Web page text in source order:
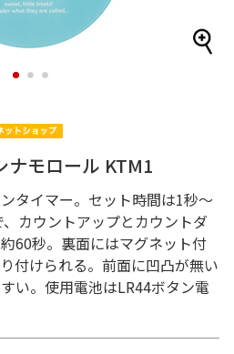
1 2 3
ナモロール KTM1
タイマー。セット時間は1秒～
カウントアップとカウントダ
60秒。裏面にはマグネット付
付けられる。前面に凹凸が無い
い。使用電池はLR44ボタン電